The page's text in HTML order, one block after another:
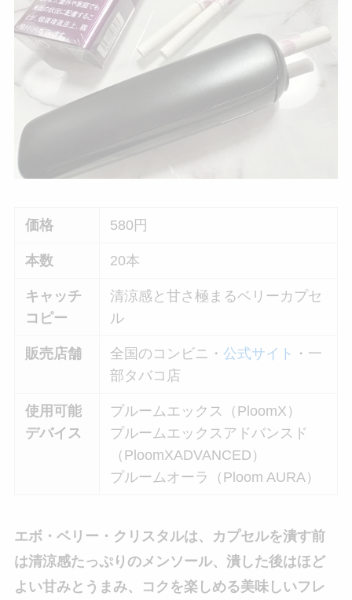
価格 580円
本数 20本
キャッチ
コピー
清涼感と甘さ極まるベリーカプセ
ル
販売店舗 全国のコンビニ・公式サイト ・一
部タバコ店
使用可能
デバイス
プルームエックス（PloomX）
プルームエックスアドバンスド
（PloomXADVANCED）
プルームオーラ（Ploom AURA）
エボ・ベリー・クリスタルは、カプセルを潰す前
は清涼感たっぷりのメンソール、潰した後はほど
よい甘みとうまみ、コクを楽しめる美味しいフレ